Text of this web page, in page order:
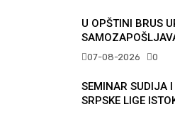
U OPŠTINI BRUS
07-08-2026 0
SEMINAR SUDIJA
SRPSKE LIGE